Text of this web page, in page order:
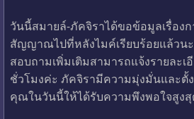
วันนี้สมายล์-ภัคจิราได้ขอข้อมูลเรื่องก
สัญญาณไปที่หลังไมค์เรียบร้อยแล้วน
สอบถามเพิ่มเติมสามารถแจ้งรายละเ
ชั่วโมงค่ะ ภัคจิรามีความมุ่งมั่นและตั้
คุณในวันนี้ให้ได้รับความพึงพอใจสูง